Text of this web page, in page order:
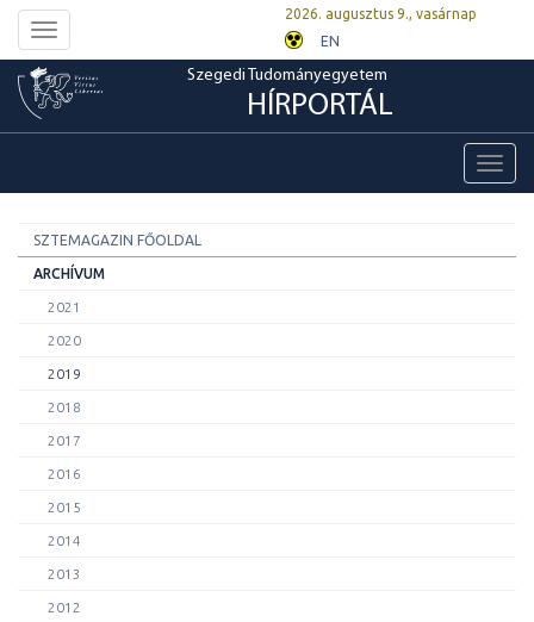
Toggle
navigation
2026. augusztus 9., vasárnap
EN
Szegedi Tudományegyetem
HÍRPORTÁL
SZTEMAGAZIN FŐOLDAL
ARCHÍVUM
2021
2020
2019
2018
2017
2016
2015
2014
2013
2012